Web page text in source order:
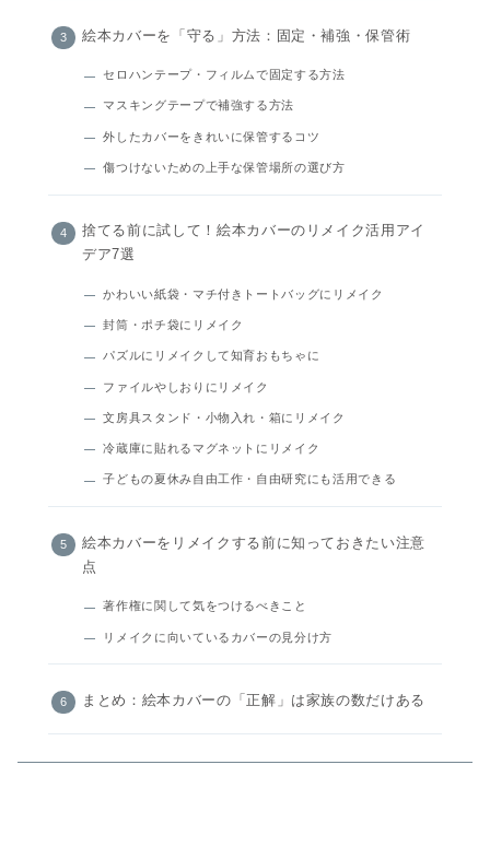
絵本カバーを「守る」方法：固定・補強・保管術
セロハンテープ・フィルムで固定する方法
マスキングテープで補強する方法
外したカバーをきれいに保管するコツ
傷つけないための上手な保管場所の選び方
捨てる前に試して！絵本カバーのリメイク活用アイ
デア7選
かわいい紙袋・マチ付きトートバッグにリメイク
封筒・ポチ袋にリメイク
パズルにリメイクして知育おもちゃに
ファイルやしおりにリメイク
文房具スタンド・小物入れ・箱にリメイク
冷蔵庫に貼れるマグネットにリメイク
子どもの夏休み自由工作・自由研究にも活用できる
絵本カバーをリメイクする前に知っておきたい注意
点
著作権に関して気をつけるべきこと
リメイクに向いているカバーの見分け方
まとめ：絵本カバーの「正解」は家族の数だけある